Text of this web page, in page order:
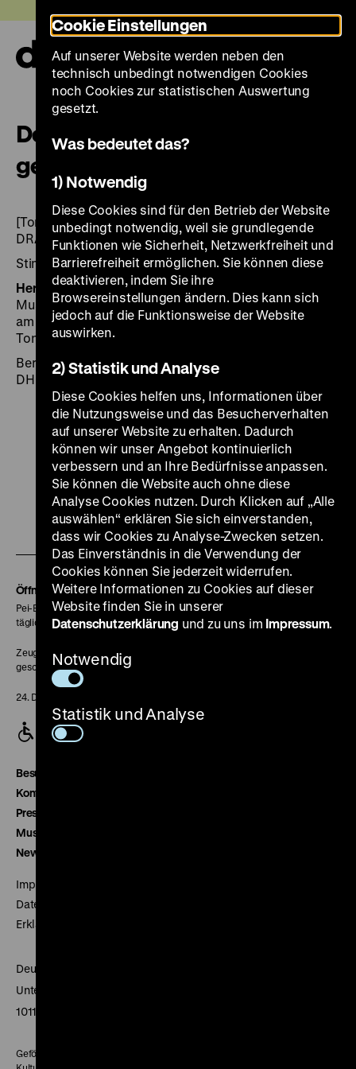
zum
Seiteninhalt
springen
Der Kaiser kommt – der Kaiser
geht
[Tonträger]: Tondokumente von 1900–1918 / DHM;
DRA, Deutsches Rundfunkarchiv.
Stimmen des 20. Jahrhunderts
Herausgegeben von:Hrsg.: Deutsches Historisches
Museum (DHM); Deutsches Rundfunkarchiv Frankfurt
am Main, Potsdam-Babelsberg (DRA). Text und
Tonausw.: Walter Roller.
Berlin 2004, 1 CD (Dauer 72 min.) + Beil. ([8] Bl.: Ill.),
DHM [u.a.]
Zu
unserer
Instagram
Seite
Zu
unserer
YouTube
Seite
Zu
unserer
Facebook
Seite
Zu
unserer
LinkedIn
Seite
Zu
Seite
Zu
unserer
Soundcloud
Seite
Öffnungszeiten
Pei-Bau:
täglich 10-18 Uhr
Zeughaus:
geschlossen
24. Dezember geschlossen
Besucherservice
Kontakt
Presse
Museumsverein
Newsletter
Impressum
Datenschutz
Erklärung digitale Barrierefreiheit
Deutsches Historisches Museum
Unter den Linden 2
10117 Berlin
Gefördert mit Mitteln des Beauftragten der Bundesregierung für
Cookie Einstellungen
Auf unserer Website werden neben den
technisch unbedingt notwendigen Cookies
noch Cookies zur statistischen Auswertung
gesetzt.
Was bedeutet das?
1) Notwendig
Diese Cookies sind für den Betrieb der Website
unbedingt notwendig, weil sie grundlegende
Funktionen wie Sicherheit, Netzwerkfreiheit und
Barrierefreiheit ermöglichen. Sie können diese
deaktivieren, indem Sie ihre
Browsereinstellungen ändern. Dies kann sich
jedoch auf die Funktionsweise der Website
auswirken.
2) Statistik und Analyse
Diese Cookies helfen uns, Informationen über
die Nutzungsweise und das Besucherverhalten
auf unserer Website zu erhalten. Dadurch
können wir unser Angebot kontinuierlich
verbessern und an Ihre Bedürfnisse anpassen.
Sie können die Website auch ohne diese
Analyse Cookies nutzen. Durch Klicken auf „Alle
auswählen“ erklären Sie sich einverstanden,
dass wir Cookies zu Analyse-Zwecken setzen.
Das Einverständnis in die Verwendung der
Cookies können Sie jederzeit widerrufen.
Weitere Informationen zu Cookies auf dieser
Website finden Sie in unserer
Datenschutzerklärung und zu uns im Impressum.
Notwendig
Statistik und Analyse